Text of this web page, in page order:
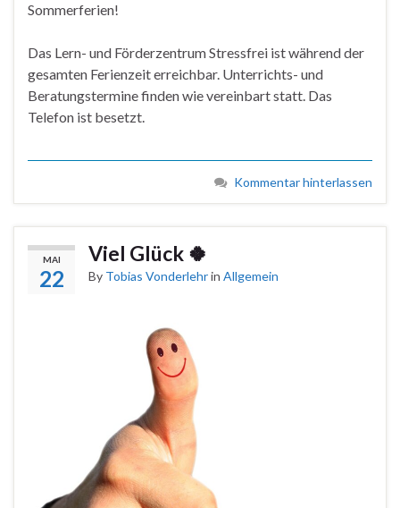
Sommerferien!
Das Lern- und Förderzentrum Stressfrei ist während der
gesamten Ferienzeit erreichbar. Unterrichts- und
Beratungstermine finden wie vereinbart statt. Das
Telefon ist besetzt.
Kommentar hinterlassen
MAI
22
Viel Glück 🍀
By Tobias Vonderlehrin Allgemein